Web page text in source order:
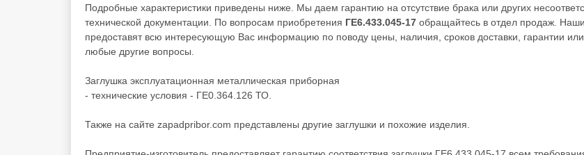
Подробные характеристики приведены ниже. Мы даем гарантию на отсутствие брака или других
технической документации. По вопросам приобретения ГЕ6.433.045-17 обращайтесь в отдел продаж.
предоставят всю интересующую Вас информацию по поводу цены, наличия, сроков доставки, гарантии или
любые другие вопросы.
Заглушка эксплуатационная металлическая приборная
- технические условия - ГЕ0.364.126 ТО.
Также на сайте zapadpribor.com представлены другие заглушки и похожие изделия.